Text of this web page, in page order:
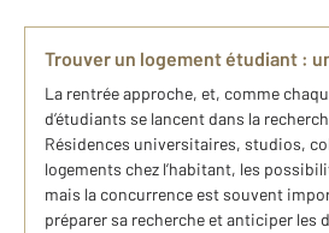
Trouver un logement étudiant :
La rentrée approche, et, comme
d’étudiants se lancent dans la
Résidences universitaires, studios,
logements chez l’habitant, les
mais la concurrence est souvent
préparer sa recherche et anticiper les